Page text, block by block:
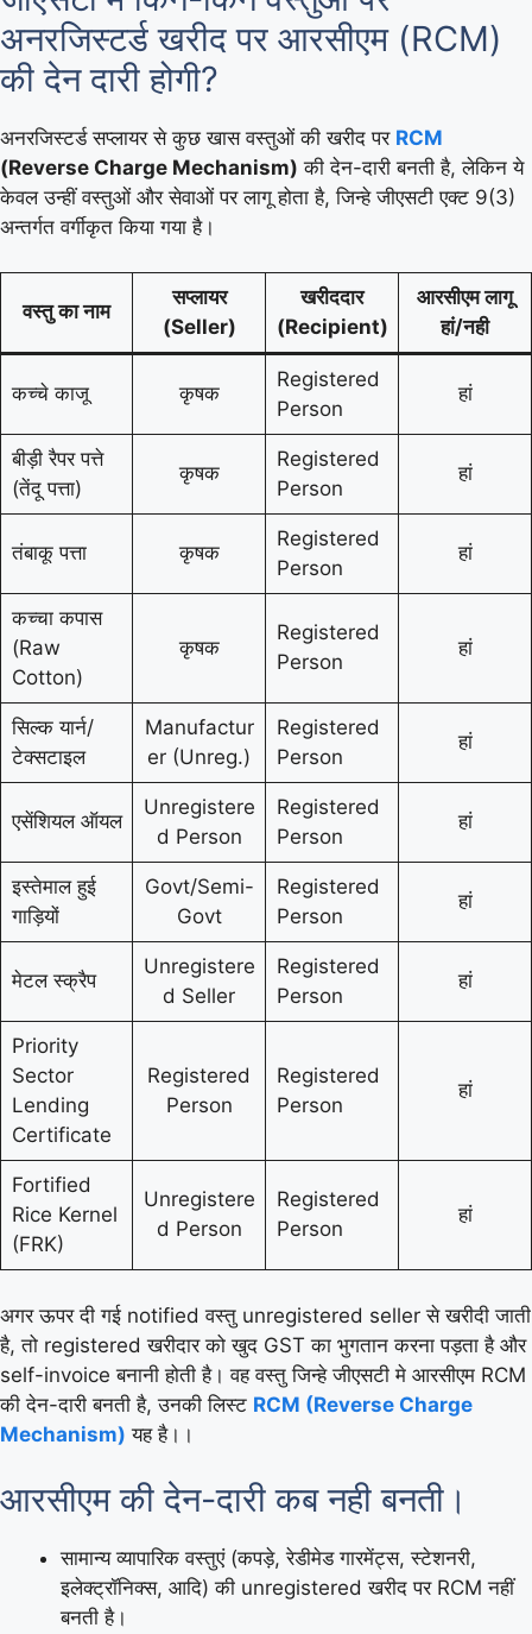
अनरजिस्टर्ड खरीद पर आरसीएम (RCM)
की देन दारी होगी?
अनरजिस्टर्ड सप्लायर से कुछ खास वस्तुओं की खरीद पर RCM
(Reverse Charge Mechanism) की देन-दारी बनती है, लेकिन ये
केवल उन्हीं वस्तुओं और सेवाओं पर लागू होता है, जिन्हे जीएसटी एक्ट 9(3)
अन्तर्गत वर्गीकृत किया गया है।
वस्तु का नाम
सप्लायर
(Seller)
खरीददार
(Recipient)
आरसीएम लागू
हां/नही
कच्चे काजू कृषक
Registered
Person
हां
बीड़ी रैपर पत्ते
(तेंदू पत्ता)
कृषक
Registered
Person
हां
तंबाकू पत्ता कृषक
Registered
Person
हां
कच्चा कपास
(Raw
Cotton)
कृषक
Registered
Person
हां
सिल्क यार्न/
टेक्सटाइल
Manufactur
er (Unreg.)
Registered
Person
हां
एसेंशियल ऑयल
Unregistere
d Person
Registered
Person
हां
इस्तेमाल हुई
गाड़ियों
Govt/Semi-
Govt
Registered
Person
हां
मेटल स्क्रैप
Unregistere
d Seller
Registered
Person
हां
Priority
Sector
Lending
Certificate
Registered
Person
Registered
Person
हां
Fortified
Rice Kernel
(FRK)
Unregistere
d Person
Registered
Person
हां
अगर ऊपर दी गई notified वस्तु unregistered seller से खरीदी जाती
है, तो registered खरीदार को खुद GST का भुगतान करना पड़ता है और
self-invoice बनानी होती है। वह वस्तु जिन्हे जीएसटी मे आरसीएम RCM
की देन-दारी बनती है, उनकी लिस्ट RCM (Reverse Charge
Mechanism) यह है।।
आरसीएम की देन-दारी कब नही बनती।
सामान्य व्यापारिक वस्तुएं (कपड़े, रेडीमेड गारमेंट्स, स्टेशनरी,
इलेक्ट्रॉनिक्स, आदि) की unregistered खरीद पर RCM नहीं
बनती है।